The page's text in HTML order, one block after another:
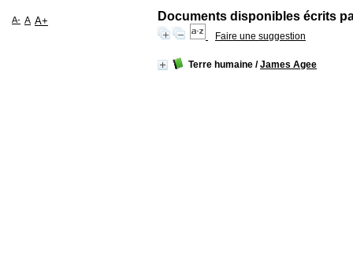
Documents disponibles écrits
Faire une suggestion
Terre humaine /James Agee
A- A A+